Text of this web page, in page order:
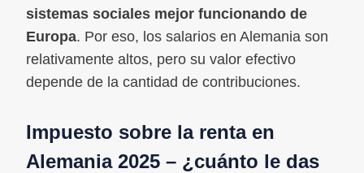
sistemas sociales mejor funcionando de
Europa. Por eso, los salarios en Alemania son
relativamente altos, pero su valor efectivo
depende de la cantidad de contribuciones.
Impuesto sobre la renta en
Alemania 2025 – ¿cuánto le das